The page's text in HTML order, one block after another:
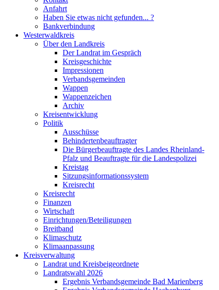
Anfahrt
Haben Sie etwas nicht gefunden... ?
Bankverbindung
Westerwaldkreis
Über den Landkreis
Der Landrat im Gespräch
Kreisgeschichte
Impressionen
Verbandsgemeinden
Wappen
Wappenzeichen
Archiv
Kreisentwicklung
Politik
Ausschüsse
Behindertenbeauftragter
Die Bürgerbeauftragte des Landes Rheinland-
Pfalz und Beauftragte für die Landespolizei
Kreistag
Sitzungsinformationssystem
Kreisrecht
Kreisrecht
Finanzen
Wirtschaft
Einrichtungen/Beteiligungen
Breitband
Klimaschutz
Klimaanpassung
Kreisverwaltung
Landrat und Kreisbeigeordnete
Landratswahl 2026
Ergebnis Verbandsgemeinde Bad Marienberg